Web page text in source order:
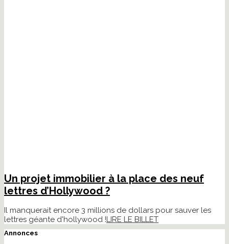
Un projet immobilier à la place des neuf
lettres d’Hollywood ?
Il manquerait encore 3 millions de dollars pour sauver les
lettres géante d'hollywood !LIRE LE BILLET
Annonces